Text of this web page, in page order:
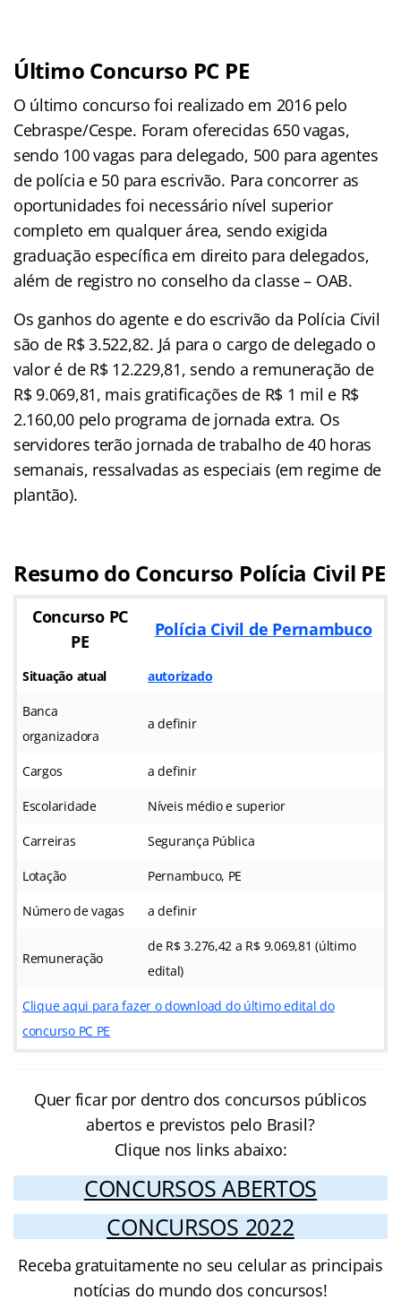
Último Concurso PC PE
O último concurso foi realizado em 2016 pelo
Cebraspe/Cespe. Foram oferecidas 650 vagas,
sendo 100 vagas para delegado, 500 para agentes
de polícia e 50 para escrivão. Para concorrer as
oportunidades foi necessário nível superior
completo em qualquer área, sendo exigida
graduação específica em direito para delegados,
além de registro no conselho da classe – OAB.
Os ganhos do agente e do escrivão da Polícia Civil
são de R$ 3.522,82. Já para o cargo de delegado o
valor é de R$ 12.229,81, sendo a remuneração de
R$ 9.069,81, mais gratificações de R$ 1 mil e R$
2.160,00 pelo programa de jornada extra. Os
servidores terão jornada de trabalho de 40 horas
semanais, ressalvadas as especiais (em regime de
plantão).
Resumo do Concurso Polícia Civil PE
Concurso PC
PE
Polícia Civil de Pernambuco
Situação atual autorizado
Banca
organizadora
a definir
Cargos a definir
Escolaridade Níveis médio e superior
Carreiras Segurança Pública
Lotação Pernambuco, PE
Número de vagas a definir
Remuneração
de R$ 3.276,42 a R$ 9.069,81 (último
edital)
Clique aqui para fazer o download do último edital do
concurso PC PE
Quer ficar por dentro dos concursos públicos
abertos e previstos pelo Brasil?
Clique nos links abaixo:
CONCURSOS ABERTOS
CONCURSOS 2022
Receba gratuitamente no seu celular as principais
notícias do mundo dos concursos!